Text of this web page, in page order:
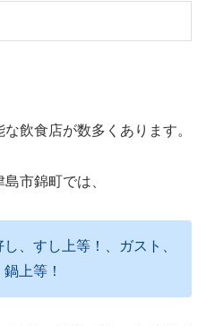
飲食店が数多くあります。
市錦町では、
、すし上等！、ガスト、
上等！